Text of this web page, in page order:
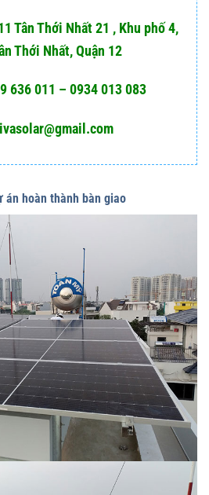
Tân Thới Nhất 21 , Khu phố 4,
Thới Nhất, Quận 12
636 011 – 0934 013 083
án hoàn thành bàn giao